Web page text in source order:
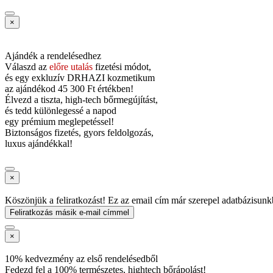
×
Ajándék a rendelésedhez
Válaszd az előre utalás fizetési módot,
és egy exkluzív DRHAZI kozmetikum
az ajándékod 45 300 Ft értékben!
Élvezd a tiszta, high-tech bőrmegújítást,
és tedd különlegessé a napod
egy prémium meglepetéssel!
Biztonságos fizetés, gyors feldolgozás,
luxus ajándékkal!
×
Köszönjük a feliratkozást! Ez az email cím már szerepel
Feliratkozás másik e-mail címmel
×
10% kedvezmény az első rendelésedből
Fedezd fel a 100% természetes, hightech bőrápolást!